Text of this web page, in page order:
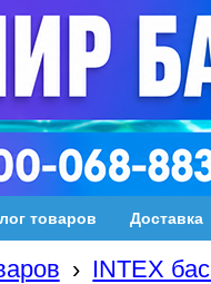
товаров Доставка
› INTEX